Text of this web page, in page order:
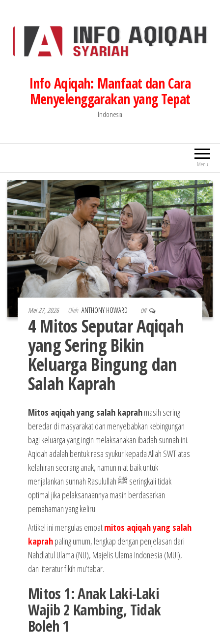
Info Aqiqah: Manfaat dan Cara
Menyelenggarakan yang Tepat
Indonesia
Menu
Mei 27, 2026 Oleh ANTHONY HOWARD Off
4 Mitos Seputar Aqiqah
yang Sering Bikin
Keluarga Bingung dan
Salah Kaprah
Mitos aqiqah yang salah kaprahmasih sering
beredar di masyarakat dan menyebabkan kebingungan
bagi keluarga yang ingin melaksanakan ibadah sunnah ini.
Aqiqah adalah bentuk rasa syukur kepada Allah SWT atas
kelahiran seorang anak, namun niat baik untuk
menjalankan sunnah Rasulullah ﷺ seringkali tidak
optimal jika pelaksanaannya masih berdasarkan
pemahaman yang keliru.
Artikel ini mengulas empatmitos aqiqah yang salah
kaprahpaling umum, lengkap dengan penjelasan dari
Nahdlatul Ulama (NU), Majelis Ulama Indonesia (MUI),
dan literatur fikih mu’tabar.
Mitos 1: Anak Laki-Laki
Wajib 2 Kambing, Tidak
Boleh 1